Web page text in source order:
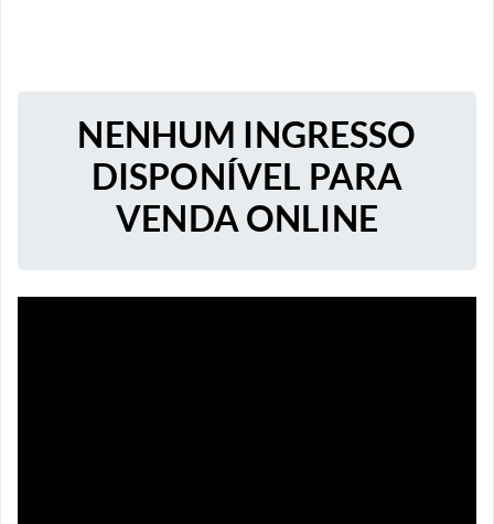
NENHUM INGRESSO
DISPONÍVEL PARA
VENDA ONLINE